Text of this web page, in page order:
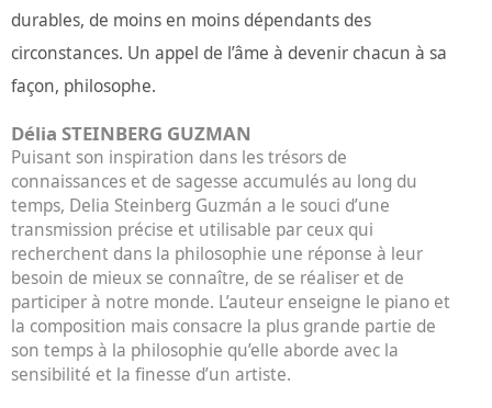
durables, de moins en moins dépendants des
circonstances. Un appel de l’âme à devenir chacun à sa
façon, philosophe.
Délia STEINBERG GUZMAN
Puisant son inspiration dans les trésors de
connaissances et de sagesse accumulés au long du
temps, Delia Steinberg Guzmán a le souci d’une
transmission précise et utilisable par ceux qui
recherchent dans la philosophie une réponse à leur
besoin de mieux se connaître, de se réaliser et de
participer à notre monde. L’auteur enseigne le piano et
la composition mais consacre la plus grande partie de
son temps à la philosophie qu’elle aborde avec la
sensibilité et la finesse d’un artiste.